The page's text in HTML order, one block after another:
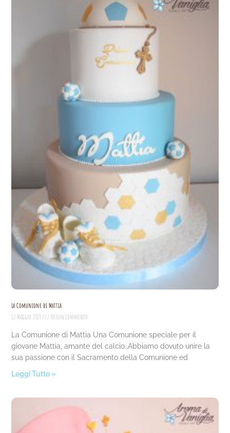
La Comunione di Mattia
12 Maggio 2019
Nessun commento
La Comunione di Mattia Una Comunione speciale per il
giovane Mattia, amante del calcio…Abbiamo dovuto unire la
sua passione con il Sacramento della Comunione ed
Leggi Tutto »